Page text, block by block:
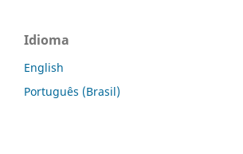
Idioma
English
Português (Brasil)